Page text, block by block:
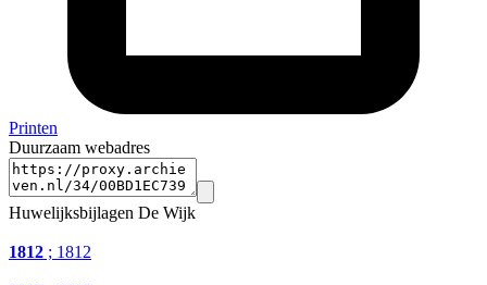
Printen
Duurzaam webadres
Huwelijksbijlagen De Wijk
1812 ; 1812